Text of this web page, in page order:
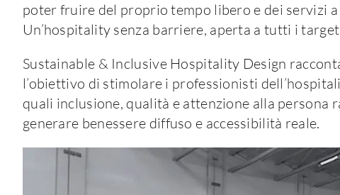
poter fruire del proprio tempo libero e dei servizi
Un’hospitality senza barriere, aperta a tutti i
Sustainable & Inclusive Hospitality Design
l’obiettivo di stimolare i professionisti
quali inclusione, qualità e attenzione alla
generare benessere diffuso e accessibilità reale.